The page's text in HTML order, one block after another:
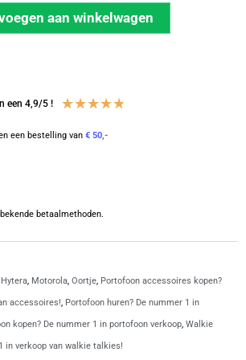
aan winkelwagen
een 4,9/5 ! ★★★★★
een bestelling van € 50,-
betaalmethoden.
Hytera, Motorola, Oortje, Portofoon accessoires kopen?
accessoires!, Portofoon huren? De nummer 1 in
kopen? De nummer 1 in portofoon verkoop, Walkie
in verkoop van walkie talkies!